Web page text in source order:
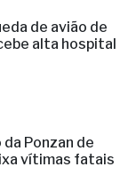
de avião de
alta hospital
Ponzan de
vítimas fatais